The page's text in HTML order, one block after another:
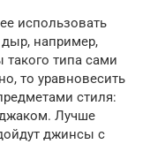
использовать
например,
такого типа сами
то уравновесить
стиля:
Лучше
джинсы с